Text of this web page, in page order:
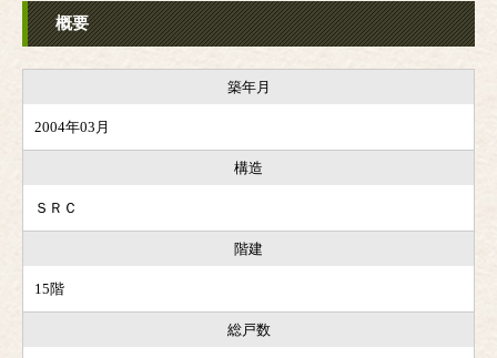
概要
築年月
2004年03月
構造
ＳＲＣ
階建
15階
総戸数